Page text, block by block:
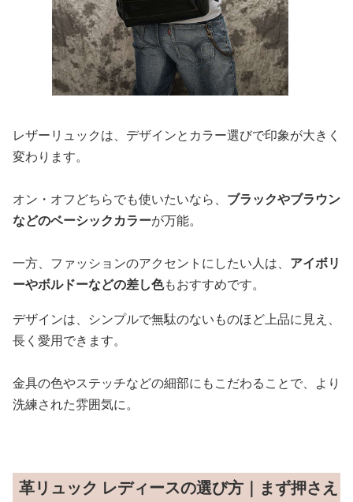
レザーリュックは、デザインとカラー選びで印象が大きく
変わります。
オン・オフどちらでも使いたいなら、 ブラックやブラウン
などのベーシックカラーが万能。
一方、ファッションのアクセントにしたい人は、 アイボリ
ーやボルドーなどの差し色もおすすめです。
デザインは、シンプルで無駄のないものほど上品に見え、
長く愛用できます。
金具の色やステッチなどの細部にもこだわることで、より
洗練された雰囲気に。
革リュック レディースの選び方｜まず押さえ